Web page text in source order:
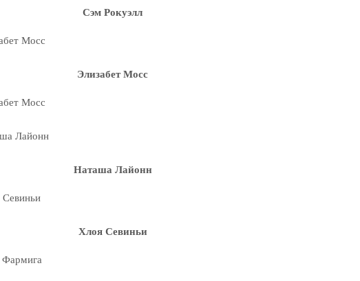
Сэм Рокуэлл
Элизабет Мосс
Наташа Лайонн
Хлоя Севиньи